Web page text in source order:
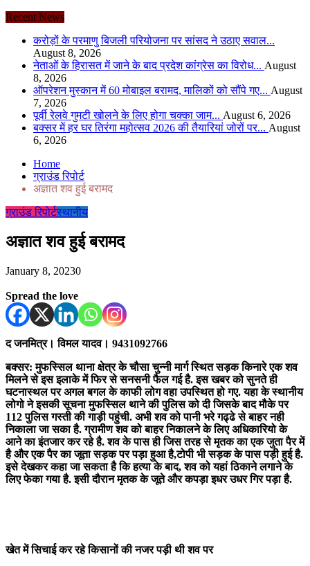
Recent News
करोड़ों के परमाणु बिजली परियोजना पर सांसद ने उठाए सवाल...
August 8, 2026
नेताओं के हिरासत में जाने के बाद प्रदेश कांग्रेस का विरोध... August
8, 2026
ऑपरेशन मुस्कान में 60 मोबाइल बरामद, मालिकों को सौंपे गए... August
7, 2026
पूर्वी रेलवे गुमटी खोलने के लिए होगा चक्का जाम... August 6, 2026
बक्सर में हर घर तिरंगा महोत्सव 2026 की तैयारियां जोरों पर... August
6, 2026
Home
ग्राउंड रिपोर्ट
अज्ञात शव हुई बरामद
ग्राउंड रिपोर्टस्थानीय
अज्ञात शव हुई बरामद
January 8, 20230
Spread the love
द जनमित्र। विमल यादव। 9431092766
बक्सर: मुफस्सिल थाना क्षेत्र के चौसा चुन्नी मार्ग स्थित सड़क किनारे एक शव
मिलने से इस इलाके में फिर से सनसनी फैल गई है. इस खबर को सुनते ही
घटनास्थल पर अगल बगल के काफी लोग वहा उपस्थित हो गए. यहा के स्थानीय
लोगो ने इसकी सूचना मुफस्सिल थाने की पुलिस को दी जिसके बाद मौके पर
112 पुलिस गस्ती की गाड़ी पहुंची. अभी शव को पानी भरे गढ्ढे से बाहर नही
निकाला जा सका है. ग्रामीण शव को बाहर निकालने के लिए अधिकारियो के
आने का इंतजार कर रहे है. शव के पास ही जिस तरह से मृतक का एक जुता पैर में
है और एक पैर का जूता सड़क पर पड़ा हुआ है,टोपी भी सड़क के पास पड़ी हुई है.
इसे देखकर कहा जा सकता है कि हत्या के बाद, शव को यहां ठिकाने लगाने के
लिए फेका गया है. इसी दौरान मृतक के जूते और कपड़ा इधर उधर गिर पड़ा है.
खेत में सिचाई कर रहे किसानों की नजर पड़ी थी शव पर